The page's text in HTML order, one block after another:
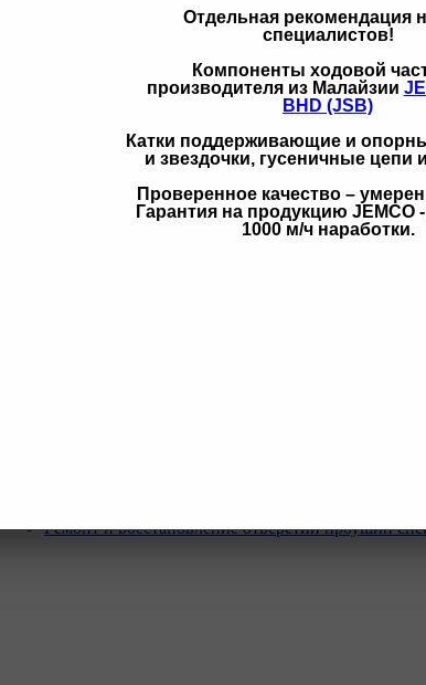
Отдельная рекомендация
специалистов!
Компоненты ходовой
производителя из Малайзии
BHD (JSB)
Катки поддерживающие и
и звездочки, гусеничные цепи
Проверенное качество –
Гарантия на продукцию JEMCO
1000 м/ч наработки.
Ремонт и восстановление отверстий проушин